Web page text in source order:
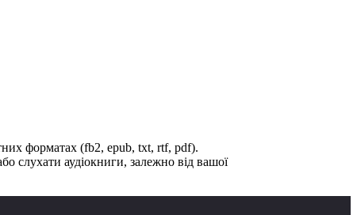
форматах (fb2, epub, txt, rtf, pdf).
слухати аудіокниги, залежно від вашої